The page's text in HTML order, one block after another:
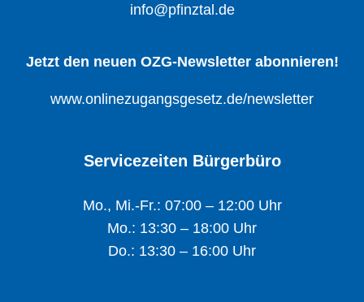
info@pfinztal.de
Jetzt den neuen OZG-Newsletter abonnieren!
www.onlinezugangsgesetz.de/newsletter
Servicezeiten Bürgerbüro
Mo., Mi.-Fr.: 07:00 – 12:00 Uhr
Mo.: 13:30 – 18:00 Uhr
Do.: 13:30 – 16:00 Uhr